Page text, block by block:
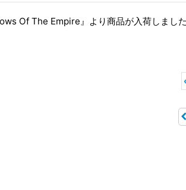
Of The Empire』より商品が入荷しました